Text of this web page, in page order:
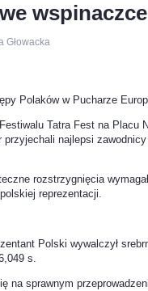
Głowacka
Polaków w Pucharze
Tatra Fest na Placu
najlepsi zawodnicy
rozstrzygnięcia
reprezentacji.
Polski wywalczył
s.
na sprawnym